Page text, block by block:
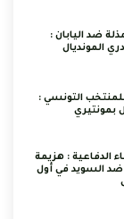
ضد اليابان :
المونديال
التونسي :
بمونتيري
الدفاعية : هزيمة
السويد في أول